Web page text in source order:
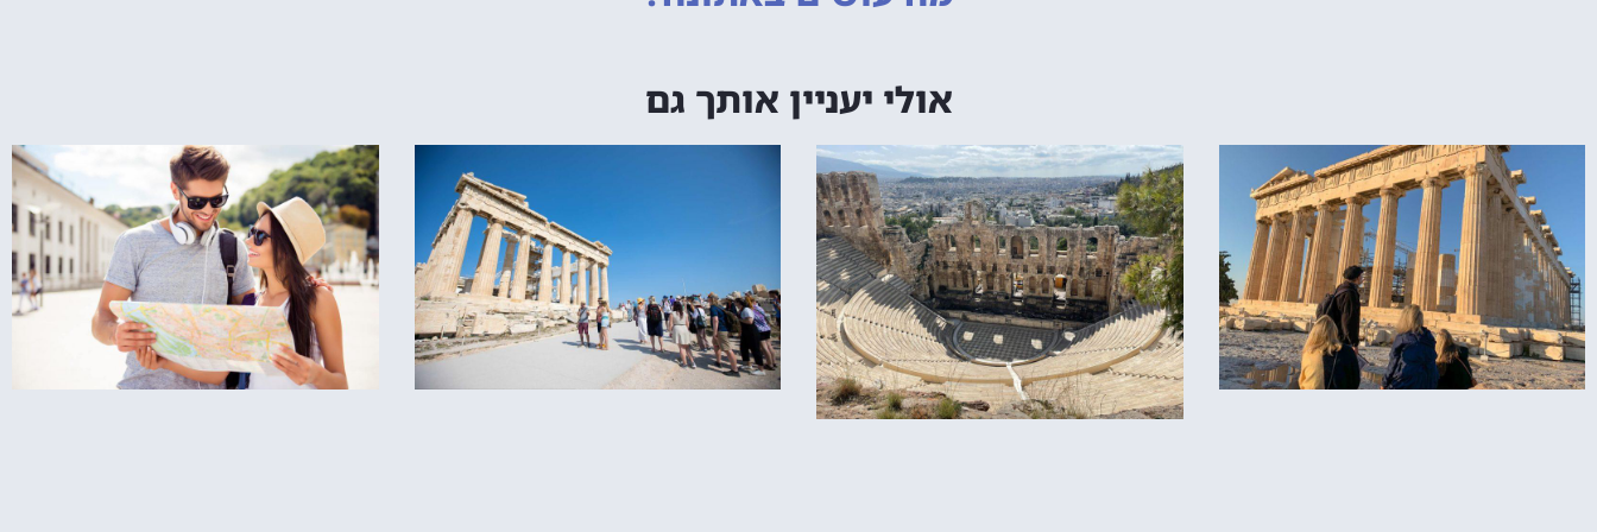
אולי יעניין אותך גם